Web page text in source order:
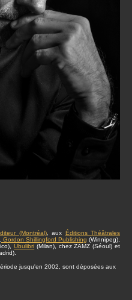
(Montréal), aux Éditions Théâtrales
Gordon Shillingford Publishing (Winnipeg),
Ubulibri (Milan), chez ZAMZ (Séoul) et
jusqu'en 2002, sont déposées aux